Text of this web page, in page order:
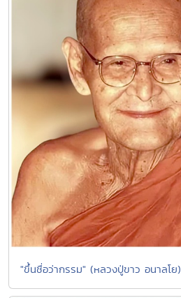
"ขึ้นชื่อว่ากรรม" (หลวงปู่ขาว อนาลโย)